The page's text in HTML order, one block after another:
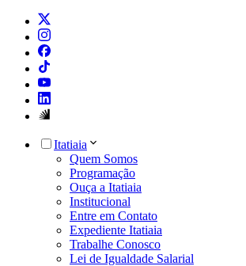
Itatiaia
Quem Somos
Programação
Ouça a Itatiaia
Institucional
Entre em Contato
Expediente Itatiaia
Trabalhe Conosco
Lei de Igualdade Salarial